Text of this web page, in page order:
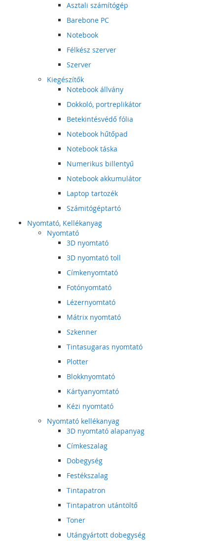
Asztali számítógép
Barebone PC
Notebook
Félkész szerver
Szerver
Kiegészítők
Notebook állvány
Dokkoló, portreplikátor
Betekintésvédő fólia
Notebook hűtőpad
Notebook táska
Numerikus billentyű
Notebook akkumulátor
Laptop tartozék
Számitógéptartó
Nyomtató, Kellékanyag
Nyomtató
3D nyomtató
3D nyomtató toll
Címkenyomtató
Fotónyomtató
Lézernyomtató
Mátrix nyomtató
Szkenner
Tintasugaras nyomtató
Plotter
Blokknyomtató
Kártyanyomtató
Kézi nyomtató
Nyomtató kellékanyag
3D nyomtató alapanyag
Címkeszalag
Dobegység
Festékszalag
Tintapatron
Tintapatron utántöltő
Toner
Utángyártott dobegység